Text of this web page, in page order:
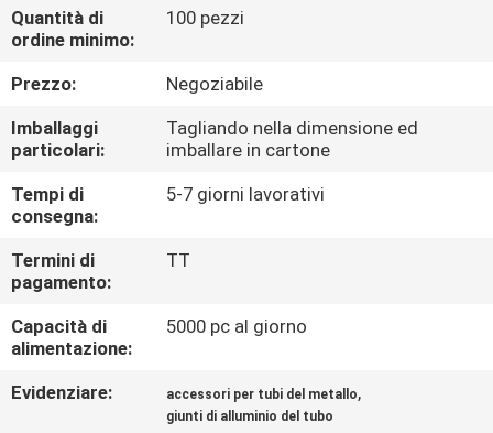
CONTROLLO
DELLA
QUALITÀ
CONTATTACI
CHIEDI UN
PREVENTIVO
DEL
Quantità di
ordine minimo:
100 pezzi
Prezzo:
Negoziabile
Imballaggi
particolari:
Tagliando nella dimensione ed
imballare in cartone
Tempi di
consegna:
5-7 giorni lavorativi
Termini di
pagamento:
TT
Capacità di
alimentazione:
5000 pc al giorno
Evidenziare: accessori per tubi del metallo,
giunti di alluminio del tubo